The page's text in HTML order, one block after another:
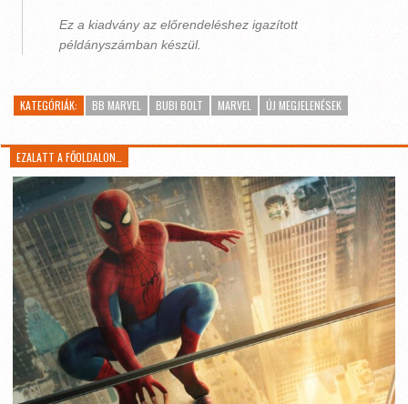
Ez a kiadvány az előrendeléshez igazított
példányszámban készül.
KATEGÓRIÁK: BB MARVEL BUBI BOLT MARVEL ÚJ MEGJELENÉSEK
EZALATT A FŐOLDALON…